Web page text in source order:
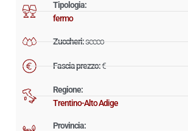
Tipologia:
fermo
Zuccheri:secco
Fascia prezzo:€
Regione:
Trentino-Alto Adige
Provincia: